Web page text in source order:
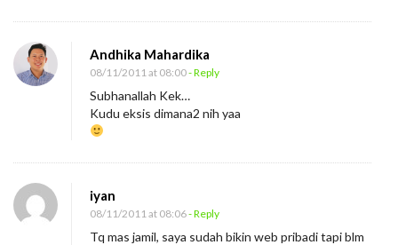
Andhika Mahardika
08/11/2011 at 08:00- Reply
Subhanallah Kek…
Kudu eksis dimana2 nih yaa
iyan
08/11/2011 at 08:06- Reply
Tq mas jamil, saya sudah bikin web pribadi tapi blm